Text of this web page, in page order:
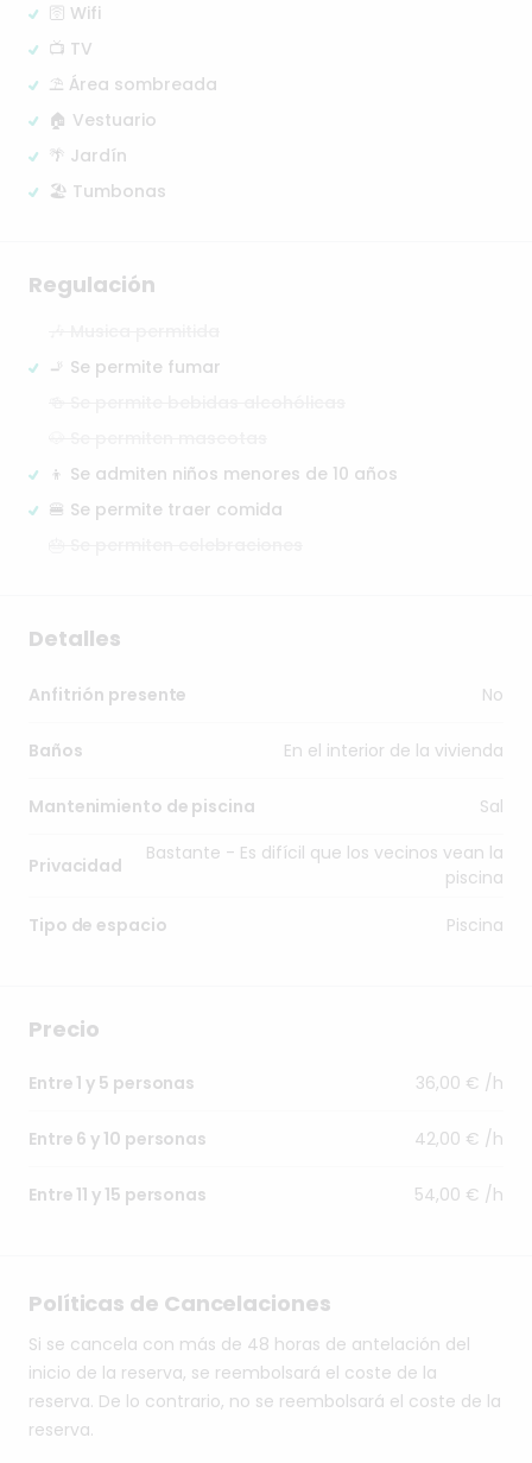
🛜 Wifi
📺 TV
⛱️ Área sombreada
🏠 Vestuario
🌴 Jardín
🏖️ Tumbonas
Regulación
🚬 Se permite fumar
👦 Se admiten niños menores de 10 años
🍔 Se permite traer comida
Detalles
Anfitrión presente No
Baños En el interior de la vivienda
Mantenimiento de piscina Sal
Privacidad
Bastante - Es difícil que los vecinos vean la
piscina
Tipo de espacio
Piscina
Precio
Entre 1 y 5 personas 36,00 € /h
Entre 6 y 10 personas 42,00 € /h
Entre 11 y 15 personas 54,00 € /h
Políticas de Cancelaciones
Si se cancela con más de 48 horas de antelación del
inicio de la reserva, se reembolsará el coste de la
reserva. De lo contrario, no se reembolsará el coste de la
reserva.